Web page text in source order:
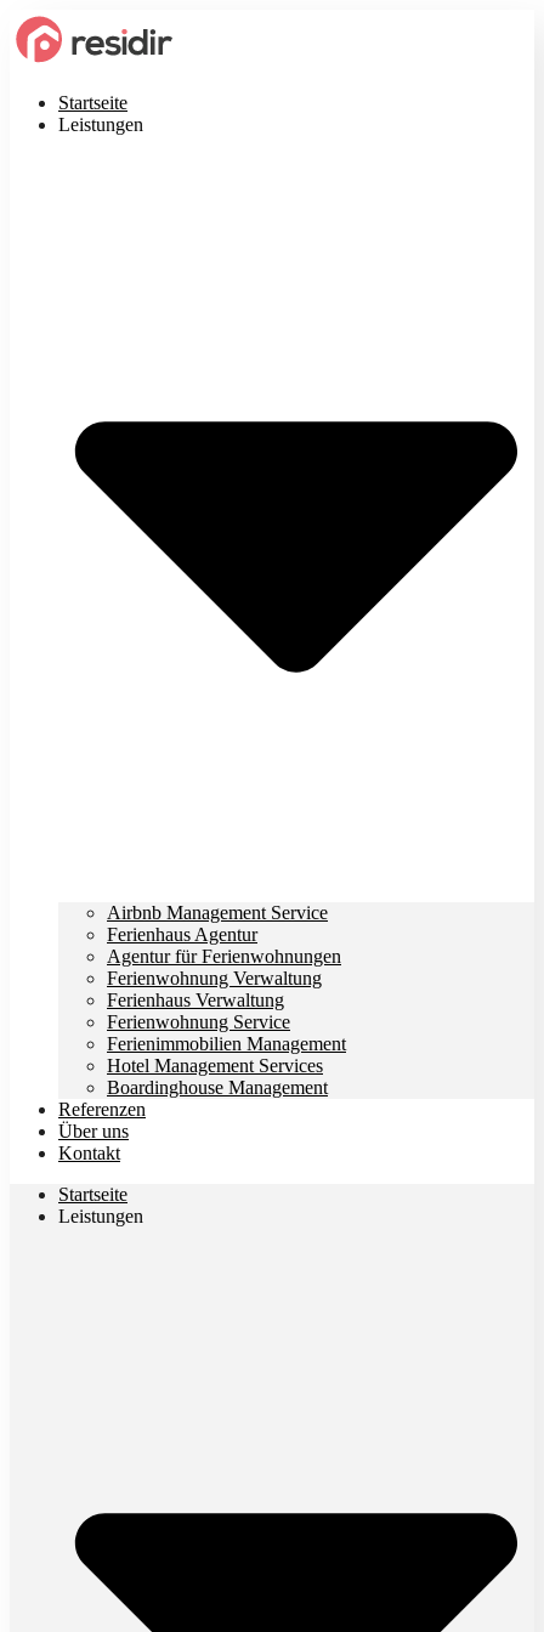
Startseite
Leistungen
Airbnb Management Service
Ferienhaus Agentur
Agentur für Ferienwohnungen
Ferienwohnung Verwaltung
Ferienhaus Verwaltung
Ferienwohnung Service
Ferienimmobilien Management
Hotel Management Services
Boardinghouse Management
Referenzen
Über uns
Kontakt
Startseite
Leistungen